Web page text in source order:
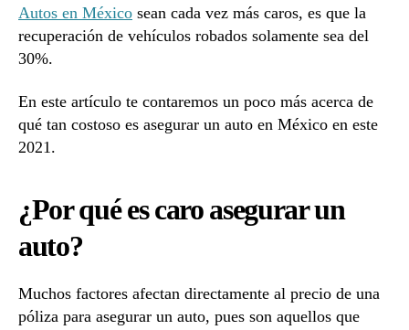
Autos en México sean cada vez más caros, es que la
recuperación de vehículos robados solamente sea del
30%.
En este artículo te contaremos un poco más acerca de
qué tan costoso es asegurar un auto en México en este
2021.
¿Por qué es caro asegurar un
auto?
Muchos factores afectan directamente al precio de una
póliza para asegurar un auto, pues son aquellos que